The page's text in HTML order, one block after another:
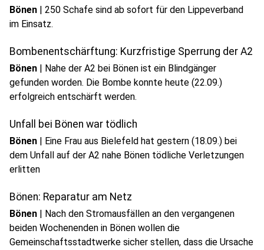
Bönen | 250 Schafe sind ab sofort für den Lippeverband
im Einsatz.
Bombenentschärftung: Kurzfristige Sperrung der A2
Bönen | Nahe der A2 bei Bönen ist ein Blindgänger
gefunden worden. Die Bombe konnte heute (22.09.)
erfolgreich entschärft werden.
Unfall bei Bönen war tödlich
Bönen | Eine Frau aus Bielefeld hat gestern (18.09.) bei
dem Unfall auf der A2 nahe Bönen tödliche Verletzungen
erlitten
Bönen: Reparatur am Netz
Bönen | Nach den Stromausfällen an den vergangenen
beiden Wochenenden in Bönen wollen die
Gemeinschaftsstadtwerke sicher stellen, dass die Ursache